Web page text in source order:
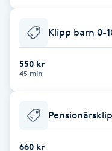
Fettreducering
Fibromassage
Fillers
Fotmassage
Klipp barn 0-
550 kr
45 min
660 kr